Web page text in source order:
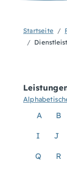
Startseite
A B
I J
Q R